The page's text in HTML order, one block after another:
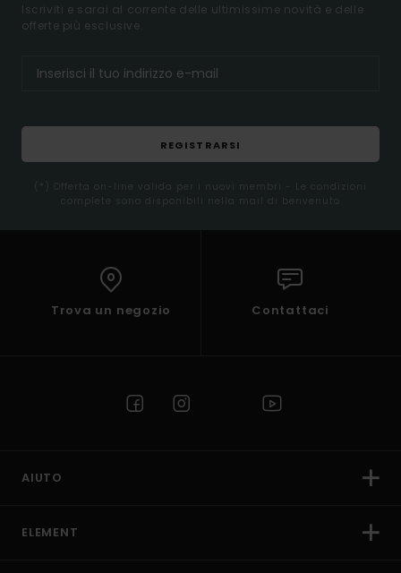
Iscriviti e sarai al corrente delle ultimissime novità e delle
offerte più esclusive.
REGISTRARSI
(*) Offerta on-line valida per i nuovi membri - Le condizioni
complete sono disponibili nella mail di benvenuto
Trova un negozio Contattaci
AIUTO
ELEMENT